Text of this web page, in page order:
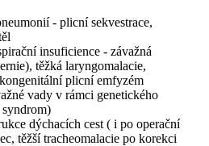
- plicní sekvestrace,
insuficience - závažná
těžká laryngomalacie,
plicní emfyzém
vady v rámci genetického
dýchacích cest ( i po operační
těžší tracheomalacie po korekci